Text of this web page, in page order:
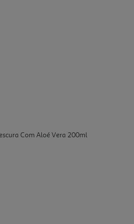
Com Aloé Vera 200ml